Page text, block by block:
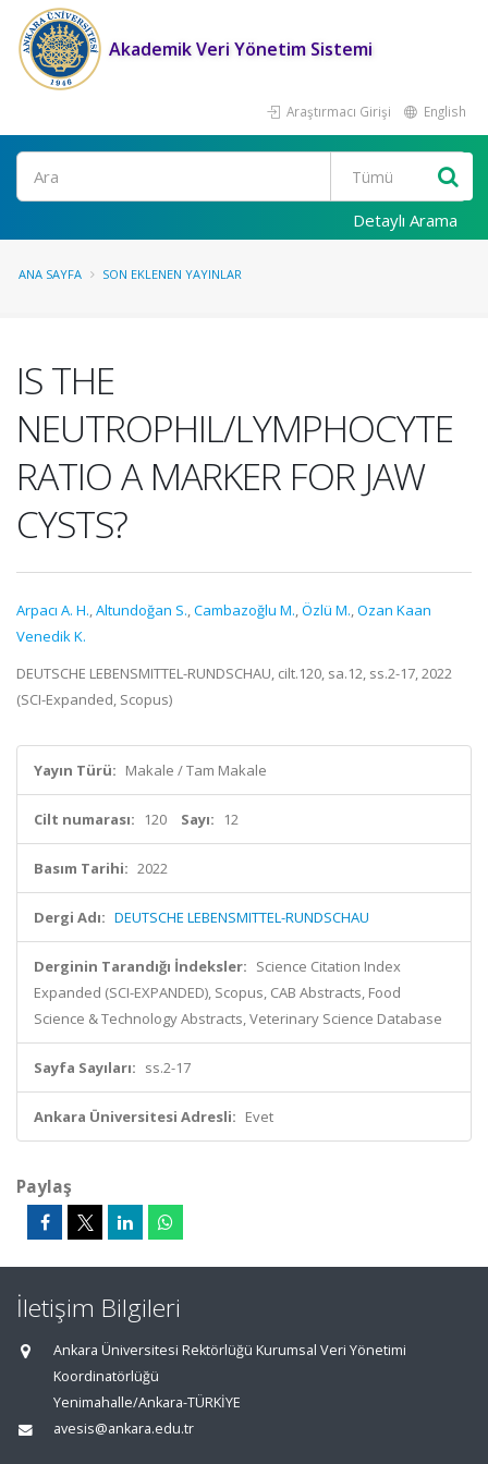
Akademik Veri Yönetim Sistemi
Araştırmacı Girişi English
Ara
Detaylı Arama
ANA SAYFA SON EKLENEN YAYINLAR
IS THE
NEUTROPHIL/LYMPHOCYTE
RATIO A MARKER FOR JAW
CYSTS?
Arpacı A. H.,Altundoğan S.,Cambazoğlu M.,Özlü M.,Ozan Kaan
Venedik K.
DEUTSCHE LEBENSMITTEL-RUNDSCHAU, cilt.120, sa.12, ss.2-17, 2022
(SCI-Expanded, Scopus)
Yayın Türü: Makale / Tam Makale
Cilt numarası: 120 Sayı: 12
Basım Tarihi: 2022
Dergi Adı: DEUTSCHE LEBENSMITTEL-RUNDSCHAU
Derginin Tarandığı İndeksler: Science Citation Index
Expanded (SCI-EXPANDED), Scopus, CAB Abstracts, Food
Science & Technology Abstracts, Veterinary Science Database
Sayfa Sayıları: ss.2-17
Ankara Üniversitesi Adresli: Evet
Paylaş
İletişim Bilgileri
Ankara Üniversitesi Rektörlüğü Kurumsal Veri Yönetimi
Koordinatörlüğü
Yenimahalle/Ankara-TÜRKİYE
avesis@ankara.edu.tr